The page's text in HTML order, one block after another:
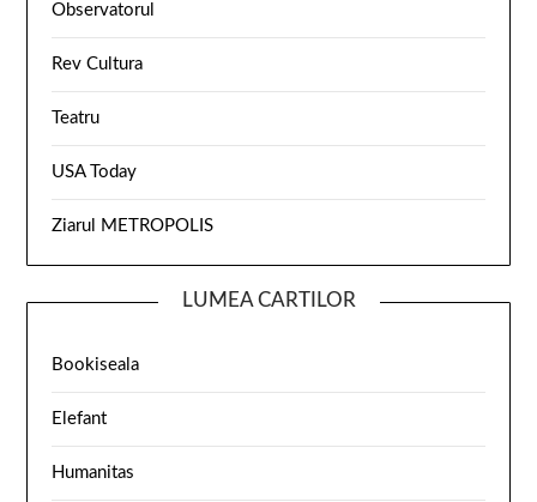
Observatorul
Rev Cultura
Teatru
USA Today
Ziarul METROPOLIS
LUMEA CARTILOR
Bookiseala
Elefant
Humanitas